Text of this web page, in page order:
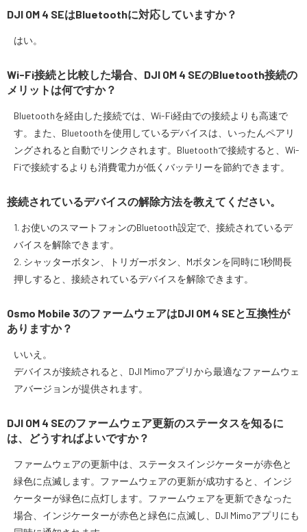
DJI OM 4 SEはBluetoothに対応していますか？
はい。
Wi-Fi接続と比較した場合、DJI OM 4 SEのBluetooth接続の
メリットは何ですか？
Bluetoothを経由した接続では、Wi-Fi経由での接続よりも高速で
す。また、Bluetoothを使用しているデバイスは、いったんペアリ
ングされると自動でリンクされます。Bluetoothで接続すると、Wi-
Fiで接続するよりも消費電力が低くバッテリーを節約できます。
接続されているデバイスの解除方法を教えてください。
1. お使いのスマートフォンのBluetooth設定で、接続されているデ
バイスを解除できます。
2. シャッターボタン、トリガーボタン、Mボタンを同時に1秒間長
押しすると、接続されているデバイスを解除できます。
Osmo Mobile 3のファームウェアはDJI OM 4 SEと互換性が
ありますか？
いいえ。
デバイスが接続されると、DJI Mimoアプリから最適なファームウェ
アバージョンが提供されます。
DJI OM 4 SEのファームウェア更新のステータスを知るに
は、どうすればよいですか？
ファームウェアの更新中は、ステータスインジケーターが赤色と
緑色に点滅します。ファームウェアの更新が成功すると、インジ
ケーターが緑色に点灯します。ファームウェアを更新できなった
場合、インジケーターが赤色と緑色に点滅し、DJI Mimoアプリにも